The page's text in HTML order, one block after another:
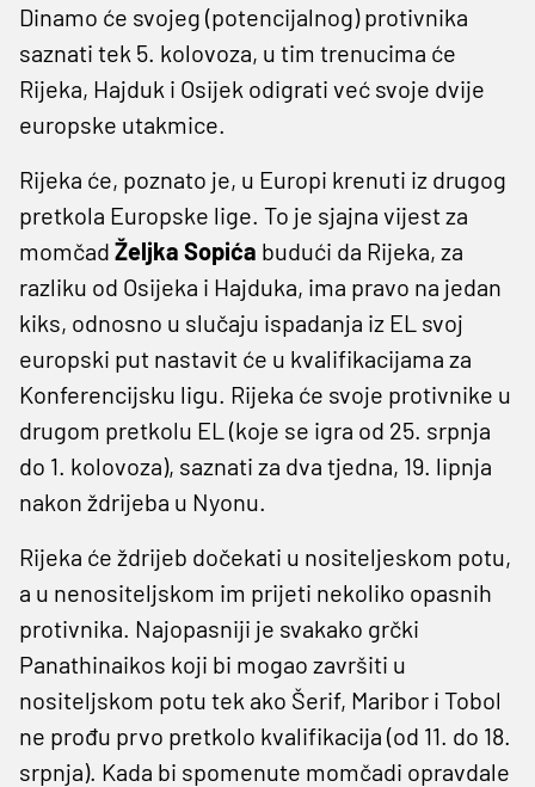
Dinamo će svojeg (potencijalnog) protivnika
saznati tek 5. kolovoza, u tim trenucima će
Rijeka, Hajduk i Osijek odigrati već svoje dvije
europske utakmice.
Rijeka će, poznato je, u Europi krenuti iz drugog
pretkola Europske lige. To je sjajna vijest za
momčad Željka Sopića budući da Rijeka, za
razliku od Osijeka i Hajduka, ima pravo na jedan
kiks, odnosno u slučaju ispadanja iz EL svoj
europski put nastavit će u kvalifikacijama za
Konferencijsku ligu. Rijeka će svoje protivnike u
drugom pretkolu EL (koje se igra od 25. srpnja
do 1. kolovoza), saznati za dva tjedna, 19. lipnja
nakon ždrijeba u Nyonu.
Rijeka će ždrijeb dočekati u nositeljeskom potu,
a u nenositeljskom im prijeti nekoliko opasnih
protivnika. Najopasniji je svakako grčki
Panathinaikos koji bi mogao završiti u
nositeljskom potu tek ako Šerif, Maribor i Tobol
ne prođu prvo pretkolo kvalifikacija (od 11. do 18.
srpnja). Kada bi spomenute momčadi opravdale